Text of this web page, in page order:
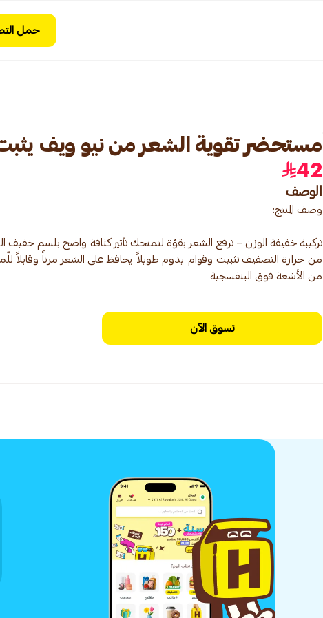
حمل
مستحضر تقوية الشعر من نيو ويف يثبت
42
الوصف
تركيبة خفيفة الوزن – ترفع الشعر بقوّة لتمنحك تأثير كثافة واضح بلسم
من حرارة التصفيف تثبيت وقوام يدوم طويلاً يحافظ على الشعر مرناً
من الأشعة فوق البنفسجية
تسوق الآن